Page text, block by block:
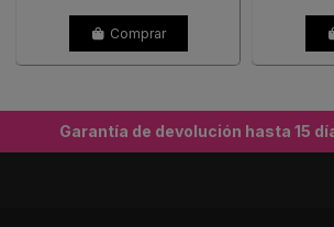
Comprar
Garantía de devolución hasta 15